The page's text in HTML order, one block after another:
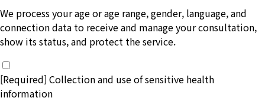
We process your age or age range, gender, language, and
connection data to receive and manage your consultation,
show its status, and protect the service.
[Required] Collection and use of sensitive health
information